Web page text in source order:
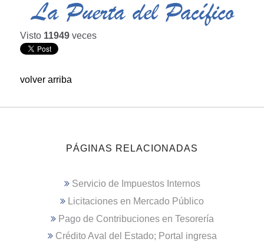
Visto 11949 veces
volver arriba
PÁGINAS RELACIONADAS
Servicio de Impuestos Internos
Licitaciones en Mercado Público
Pago de Contribuciones en Tesorería
Crédito Aval del Estado; Portal ingresa